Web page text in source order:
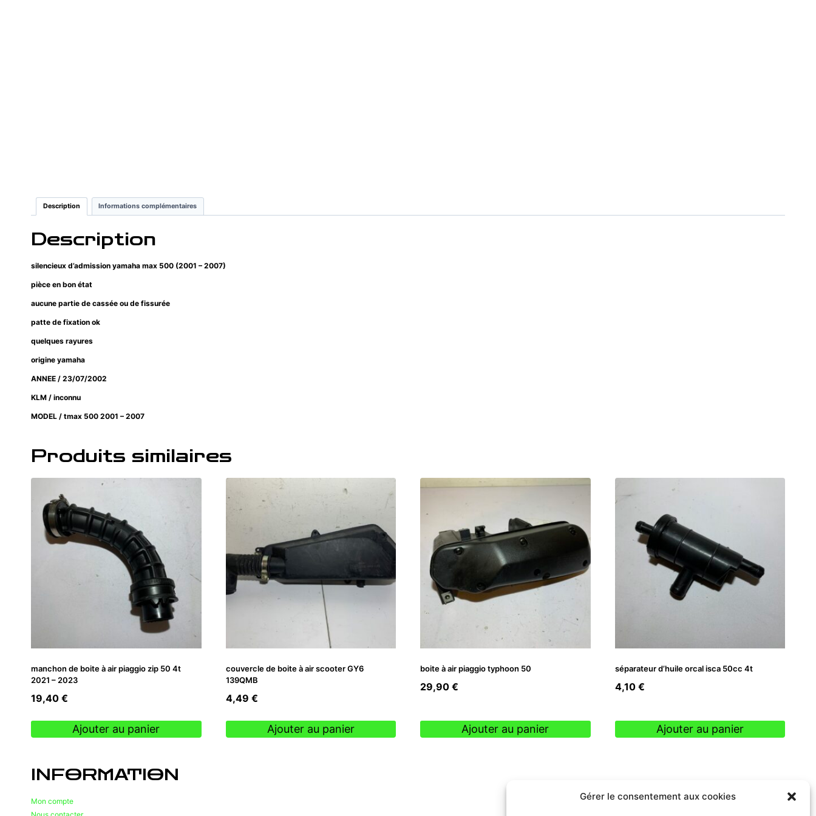
Gérer le consentement aux cookies
Description Informations complémentaires
Description
silencieux d’admission yamaha max 500 (2001 – 2007)
pièce en bon état
aucune partie de cassée ou de fissurée
patte de fixation ok
quelques rayures
origine yamaha
ANNEE / 23/07/2002
KLM / inconnu
MODEL / tmax 500 2001 – 2007
Produits similaires
manchon de boite à air piaggio zip 50 4t
2021 – 2023
19,40 €
Ajouter au panier
couvercle de boite à air scooter GY6
139QMB
4,49 €
Ajouter au panier
boite à air piaggio typhoon 50
29,90 €
Ajouter au panier
séparateur d’huile orcal isca 50cc 4t
4,10 €
Ajouter au panier
INFORMATION
Mon compte